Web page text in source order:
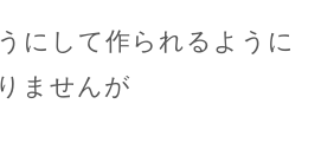
にして作られるように
ませんが